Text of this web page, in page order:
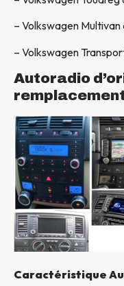
– Volkswagen
– Volkswagen
Autoradio
Caractéristique